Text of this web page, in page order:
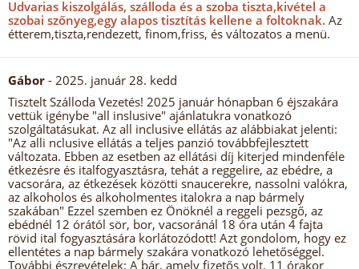
Udvarias kiszolgálás, szálloda és a szoba tiszta,kivétel a
szobai szőnyeg,egy alapos tisztítás kellene a foltoknak. Az
étterem,tiszta,rendezett, finom,friss, és változatos a menü.
Gábor - 2025. január 28. kedd
Tisztelt Szálloda Vezetés! 2025 január hónapban 6 éjszakára
vettük igénybe "all inslusive" ajánlatukra vonatkozó
szolgáltatásukat. Az all inclusive ellátás az alábbiakat jelenti:
"Az alli nclusive ellátás a teljes panzió továbbfejlesztett
változata. Ebben az esetben az ellátási díj kiterjed mindenféle
étkezésre és italfogyasztásra, tehát a reggelire, az ebédre, a
vacsorára, az étkezések közötti snaucerekre, nassolni valókra,
az alkoholos és alkoholmentes italokra a nap bármely
szakában" Ezzel szemben ez Önöknél a reggeli pezsgő, az
ebédnél 12 órától sör, bor, vacsoránál 18 óra után 4 fajta
rövid ital fogyasztására korlátozódott! Azt gondolom, hogy ez
ellentétes a nap bármely szakára vonatkozó lehetőséggel.
További észrevételek: A bár, amely fizetős volt, 11 órakor